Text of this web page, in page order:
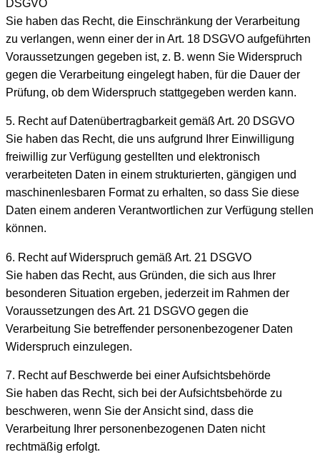
DSGVO
Sie haben das Recht, die Einschränkung der Verarbeitung
zu verlangen, wenn einer der in Art. 18 DSGVO aufgeführten
Voraussetzungen gegeben ist, z. B. wenn Sie Widerspruch
gegen die Verarbeitung eingelegt haben, für die Dauer der
Prüfung, ob dem Widerspruch stattgegeben werden kann.
5. Recht auf Datenübertragbarkeit gemäß Art. 20 DSGVO
Sie haben das Recht, die uns aufgrund Ihrer Einwilligung
freiwillig zur Verfügung gestellten und elektronisch
verarbeiteten Daten in einem strukturierten, gängigen und
maschinenlesbaren Format zu erhalten, so dass Sie diese
Daten einem anderen Verantwortlichen zur Verfügung stellen
können.
6. Recht auf Widerspruch gemäß Art. 21 DSGVO
Sie haben das Recht, aus Gründen, die sich aus Ihrer
besonderen Situation ergeben, jederzeit im Rahmen der
Voraussetzungen des Art. 21 DSGVO gegen die
Verarbeitung Sie betreffender personenbezogener Daten
Widerspruch einzulegen.
7. Recht auf Beschwerde bei einer Aufsichtsbehörde
Sie haben das Recht, sich bei der Aufsichtsbehörde zu
beschweren, wenn Sie der Ansicht sind, dass die
Verarbeitung Ihrer personenbezogenen Daten nicht
rechtmäßig erfolgt.